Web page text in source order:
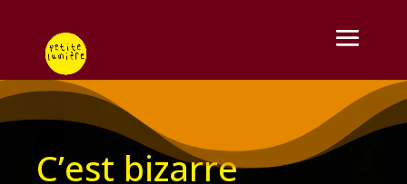
C’est bizarre